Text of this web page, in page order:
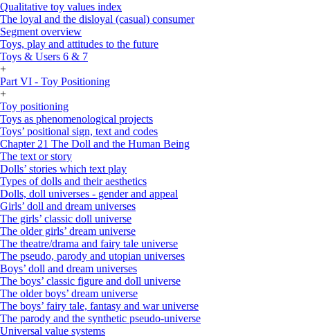
Qualitative toy values index
The loyal and the disloyal (casual) consumer
Segment overview
Toys, play and attitudes to the future
Toys & Users 6 & 7
+
Part VI - Toy Positioning
+
Toy positioning
Toys as phenomenological projects
Toys’ positional sign, text and codes
Chapter 21 The Doll and the Human Being
The text or story
Dolls’ stories which text play
Types of dolls and their aesthetics
Dolls, doll universes - gender and appeal
Girls’ doll and dream universes
The girls’ classic doll universe
The older girls’ dream universe
The theatre/drama and fairy tale universe
The pseudo, parody and utopian universes
Boys’ doll and dream universes
The boys’ classic figure and doll universe
The older boys’ dream universe
The boys’ fairy tale, fantasy and war universe
The parody and the synthetic pseudo-universe
Universal value systems